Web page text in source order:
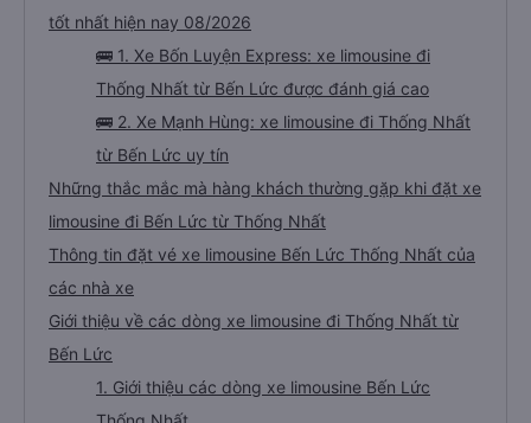
tốt nhất hiện nay 08/2026
🚌 1. Xe Bốn Luyện Express: xe limousine đi
Thống Nhất từ Bến Lức được đánh giá cao
🚌 2. Xe Mạnh Hùng: xe limousine đi Thống Nhất
từ Bến Lức uy tín
Những thắc mắc mà hàng khách thường gặp khi đặt xe
limousine đi Bến Lức từ Thống Nhất
Thông tin đặt vé xe limousine Bến Lức Thống Nhất của
các nhà xe
Giới thiệu về các dòng xe limousine đi Thống Nhất từ
Bến Lức
1. Giới thiệu các dòng xe limousine Bến Lức